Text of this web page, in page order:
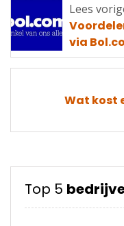
Lees
Lees
vorige
artikel
via
Lees
artikel
Wat kost
Top 5